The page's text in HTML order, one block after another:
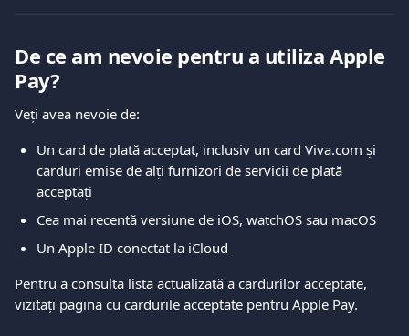
De ce am nevoie pentru a utiliza Apple
Pay?
Veți avea nevoie de:
Un card de plată acceptat, inclusiv un card Viva.com și
carduri emise de alți furnizori de servicii de plată
acceptați
Cea mai recentă versiune de iOS, watchOS sau macOS
Un Apple ID conectat la iCloud
Pentru a consulta lista actualizată a cardurilor acceptate,
vizitați pagina cu cardurile acceptate pentru Apple Pay.